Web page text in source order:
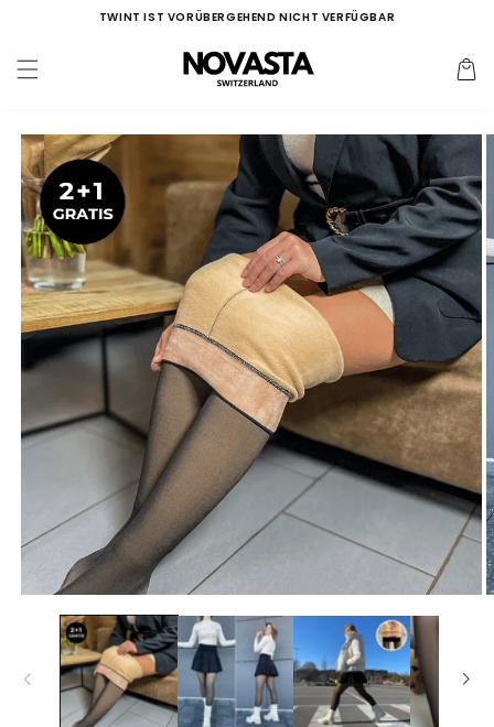
TWINT IST VORÜBERGEHEND NICHT VERFÜGBAR